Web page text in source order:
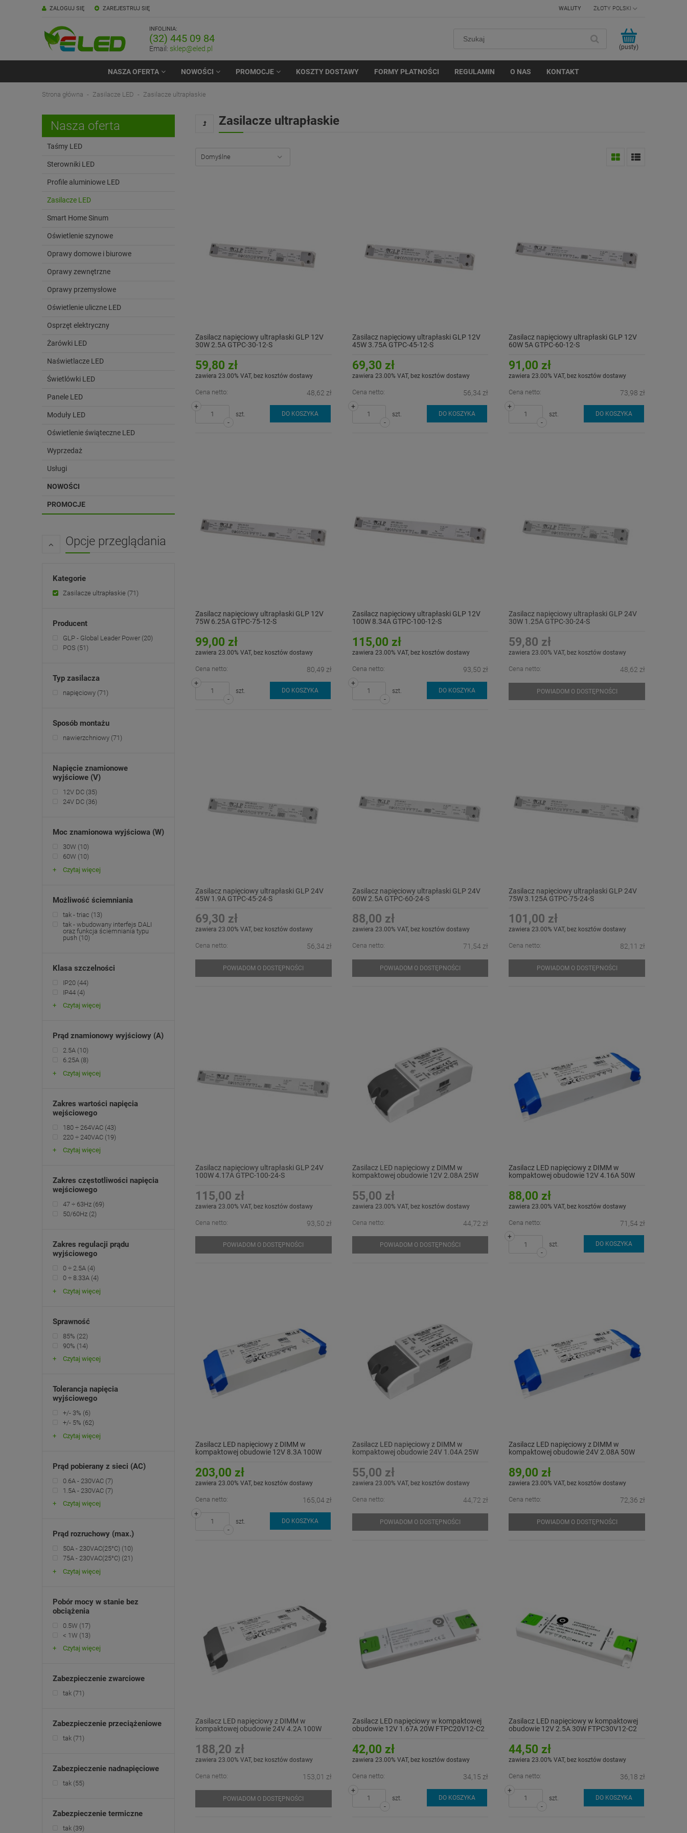
ZAREJESTRUJ SIĘ
ZALOGUJ SIĘ WALUTY
INFOLINIA:
(32) 445 09 84
Email: sklep@eled.pl (pusty)
NASZA OFERTA NOWOŚCI PROMOCJE KOSZTY DOSTAWY FORMY PŁATNOŚCI REGULAMIN O NAS KONTAKT
Strona główna Zasilacze LED Zasilacze ultrapłaskie
Nasza oferta
Taśmy LED
Sterowniki LED
Profile aluminiowe LED
Zasilacze LED
Smart Home Sinum
Oświetlenie szynowe
Oprawy domowe i biurowe
Oprawy zewnętrzne
Oprawy przemysłowe
Oświetlenie uliczne LED
Osprzęt elektryczny
Żarówki LED
Naświetlacze LED
Świetlówki LED
Panele LED
Moduły LED
Oświetlenie świąteczne LED
Wyprzedaż
Usługi
NOWOŚCI
PROMOCJE
Opcje przeglądania
Kategorie
Zasilacze ultrapłaskie (71)
Producent
GLP - Global Leader Power (20)
POS (51)
Typ zasilacza
napięciowy (71)
Sposób montażu
nawierzchniowy (71)
Napięcie znamionowe
wyjściowe (V)
12V DC (35)
24V DC (36)
Moc znamionowa wyjściowa (W)
30W (10)
60W (10)
Czytaj więcej
Możliwość ściemniania
tak - triac (13)
tak - wbudowany interfejs DALI
oraz funkcja ściemniania typu
push (10)
Klasa szczelności
IP20 (44)
IP44 (4)
Czytaj więcej
Prąd znamionowy wyjściowy (A)
2.5A (10)
6.25A (8)
Czytaj więcej
Zakres wartości napięcia
wejściowego
180 ÷ 264VAC (43)
220 ÷ 240VAC (19)
Czytaj więcej
Zakres częstotliwości napięcia
wejściowego
47 ÷ 63Hz (69)
50/60Hz (2)
Zakres regulacji prądu
wyjściowego
0 ÷ 2.5A (4)
0 ÷ 8.33A (4)
Czytaj więcej
Sprawność
85% (22)
90% (14)
Czytaj więcej
Tolerancja napięcia
wyjściowego
+/- 3% (6)
+/- 5% (62)
Czytaj więcej
Prąd pobierany z sieci (AC)
0.6A - 230VAC (7)
1.5A - 230VAC (7)
Czytaj więcej
Prąd rozruchowy (max.)
50A - 230VAC(25°C) (10)
75A - 230VAC(25°C) (21)
Czytaj więcej
Pobór mocy w stanie bez
obciążenia
0.5W (17)
< 1W (13)
Czytaj więcej
Zabezpieczenie zwarciowe
tak (71)
Zabezpieczenie przeciążeniowe
tak (71)
Zabezpieczenie nadnapięciowe
tak (55)
Zabezpieczenie termiczne
tak (39)
Zasilacze ultrapłaskie
Zasilacz napięciowy ultrapłaski GLP 12V
30W 2.5A GTPC-30-12-S
59,80 zł
zawiera 23.00% VAT, bez kosztów dostawy
Cena netto: 48,62 zł
-
+
szt. DO KOSZYKA
Zasilacz napięciowy ultrapłaski GLP 12V
45W 3.75A GTPC-45-12-S
69,30 zł
zawiera 23.00% VAT, bez kosztów dostawy
Cena netto: 56,34 zł
-
+
szt. DO KOSZYKA
Zasilacz napięciowy ultrapłaski GLP 12V
60W 5A GTPC-60-12-S
91,00 zł
zawiera 23.00% VAT, bez kosztów dostawy
Cena netto: 73,98 zł
-
+
szt. DO KOSZYKA
Zasilacz napięciowy ultrapłaski GLP 12V
75W 6.25A GTPC-75-12-S
99,00 zł
zawiera 23.00% VAT, bez kosztów dostawy
Cena netto: 80,49 zł
-
+
szt. DO KOSZYKA
Zasilacz napięciowy ultrapłaski GLP 12V
100W 8.34A GTPC-100-12-S
115,00 zł
zawiera 23.00% VAT, bez kosztów dostawy
Cena netto: 93,50 zł
-
+
szt. DO KOSZYKA
Zasilacz napięciowy ultrapłaski GLP 24V
30W 1.25A GTPC-30-24-S
59,80 zł
zawiera 23.00% VAT, bez kosztów dostawy
Cena netto: 48,62 zł
POWIADOM O DOSTĘPNOŚCI
Zasilacz napięciowy ultrapłaski GLP 24V
45W 1.9A GTPC-45-24-S
69,30 zł
zawiera 23.00% VAT, bez kosztów dostawy
Cena netto: 56,34 zł
POWIADOM O DOSTĘPNOŚCI
Zasilacz napięciowy ultrapłaski GLP 24V
60W 2.5A GTPC-60-24-S
88,00 zł
zawiera 23.00% VAT, bez kosztów dostawy
Cena netto: 71,54 zł
POWIADOM O DOSTĘPNOŚCI
Zasilacz napięciowy ultrapłaski GLP 24V
75W 3.125A GTPC-75-24-S
101,00 zł
zawiera 23.00% VAT, bez kosztów dostawy
Cena netto: 82,11 zł
POWIADOM O DOSTĘPNOŚCI
Zasilacz napięciowy ultrapłaski GLP 24V
100W 4.17A GTPC-100-24-S
115,00 zł
zawiera 23.00% VAT, bez kosztów dostawy
Cena netto: 93,50 zł
POWIADOM O DOSTĘPNOŚCI
Zasilacz LED napięciowy z DIMM w
kompaktowej obudowie 12V 2.08A 25W
55,00 zł
zawiera 23.00% VAT, bez kosztów dostawy
Cena netto: 44,72 zł
POWIADOM O DOSTĘPNOŚCI
Zasilacz LED napięciowy z DIMM w
kompaktowej obudowie 12V 4.16A 50W
88,00 zł
zawiera 23.00% VAT, bez kosztów dostawy
Cena netto: 71,54 zł
-
+
szt. DO KOSZYKA
Zasilacz LED napięciowy z DIMM w
kompaktowej obudowie 12V 8.3A 100W
203,00 zł
zawiera 23.00% VAT, bez kosztów dostawy
Cena netto: 165,04 zł
-
+
szt. DO KOSZYKA
Zasilacz LED napięciowy z DIMM w
kompaktowej obudowie 24V 1.04A 25W
55,00 zł
zawiera 23.00% VAT, bez kosztów dostawy
Cena netto: 44,72 zł
POWIADOM O DOSTĘPNOŚCI
Zasilacz LED napięciowy z DIMM w
kompaktowej obudowie 24V 2.08A 50W
89,00 zł
zawiera 23.00% VAT, bez kosztów dostawy
Cena netto: 72,36 zł
POWIADOM O DOSTĘPNOŚCI
Zasilacz LED napięciowy z DIMM w
kompaktowej obudowie 24V 4.2A 100W
188,20 zł
zawiera 23.00% VAT, bez kosztów dostawy
Cena netto: 153,01 zł
POWIADOM O DOSTĘPNOŚCI
Zasilacz LED napięciowy w kompaktowej
obudowie 12V 1.67A 20W FTPC20V12-C2
42,00 zł
zawiera 23.00% VAT, bez kosztów dostawy
Cena netto: 34,15 zł
-
+
szt. DO KOSZYKA
Zasilacz LED napięciowy w kompaktowej
obudowie 12V 2.5A 30W FTPC30V12-C2
44,50 zł
zawiera 23.00% VAT, bez kosztów dostawy
Cena netto: 36,18 zł
-
+
szt. DO KOSZYKA